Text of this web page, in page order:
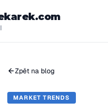
Zpět na blog
MARKET TRENDS